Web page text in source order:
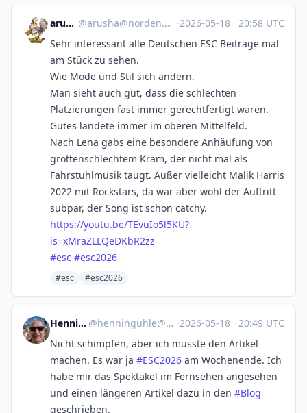
arusha @arusha@norden.social ·2026-05-18 · 20:58 UTC
Sehr interessant alle Deutschen ESC Beiträge mal
am Stück zu sehen.
Wie Mode und Stil sich ändern.
Man sieht auch gut, dass die schlechten
Platzierungen fast immer gerechtfertigt waren.
Gutes landete immer im oberen Mittelfeld.
Nach Lena gabs eine besondere Anhäufung von
grottenschlechtem Kram, der nicht mal als
Fahrstuhlmusik taugt. Außer vielleicht Malik Harris
2022 mit Rockstars, da war aber wohl der Auftritt
subpar, der Song ist schon catchy.
https://youtu.be/TEvuIo5l5KU?
is=xMraZLLQeDKbR2zz
#esc #esc2026
#esc #esc2026
Henning Uhle @henninguhle@social.tchncs.de ·2026-05-18 · 20:49 UTC
Nicht schimpfen, aber ich musste den Artikel
machen. Es war ja #ESC2026 am Wochenende. Ich
habe mir das Spektakel im Fernsehen angesehen
und einen längeren Artikel dazu in den #Blog
geschrieben.